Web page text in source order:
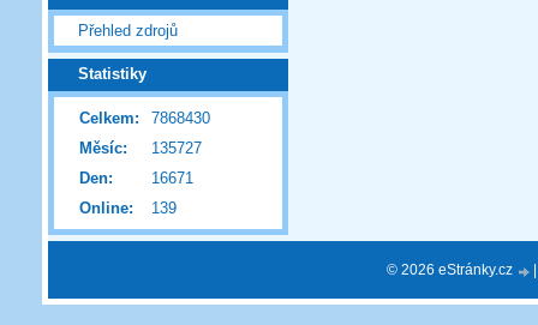
Přehled zdrojů
Statistiky
Online: 139
Celkem:
7868430
Měsíc:
135727
Den:
16671
© 2026 eStránky.cz